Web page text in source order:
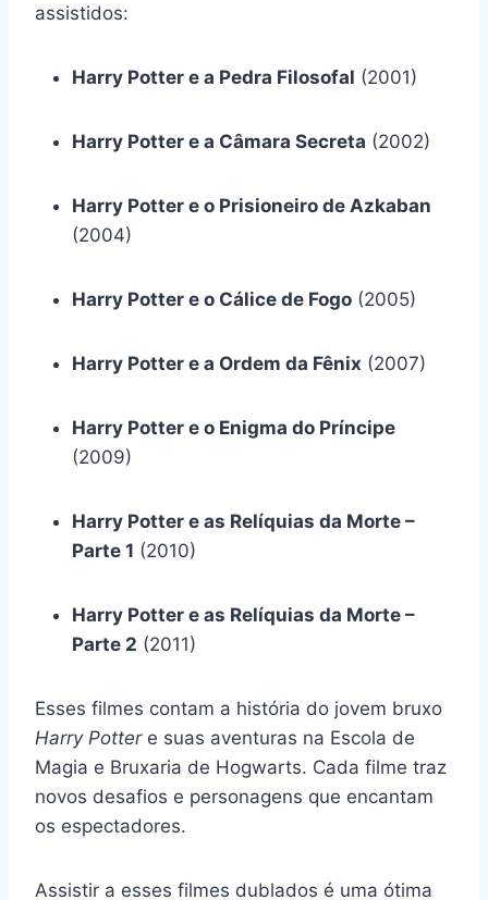
assistidos:
Harry Potter e a Pedra Filosofal (2001)
Harry Potter e a Câmara Secreta (2002)
Harry Potter e o Prisioneiro de Azkaban
(2004)
Harry Potter e o Cálice de Fogo (2005)
Harry Potter e a Ordem da Fênix (2007)
Harry Potter e o Enigma do Príncipe
(2009)
Harry Potter e as Relíquias da Morte –
Parte 1 (2010)
Harry Potter e as Relíquias da Morte –
Parte 2 (2011)
Esses filmes contam a história do jovem bruxo
Harry Pottere suas aventuras na Escola de
Magia e Bruxaria de Hogwarts. Cada filme traz
novos desafios e personagens que encantam
os espectadores.
Assistir a esses filmes dublados é uma ótima